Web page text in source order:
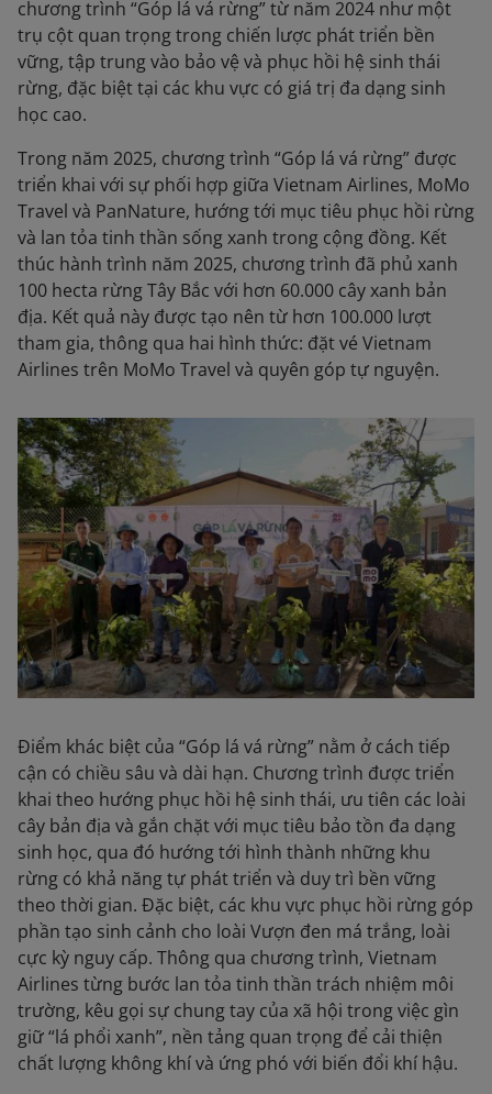
chương trình “Góp lá vá rừng” từ năm 2024 như một
trụ cột quan trọng trong chiến lược phát triển bền
vững, tập trung vào bảo vệ và phục hồi hệ sinh thái
rừng, đặc biệt tại các khu vực có giá trị đa dạng sinh
học cao.
Trong năm 2025, chương trình “Góp lá vá rừng” được
triển khai với sự phối hợp giữa Vietnam Airlines, MoMo
Travel và PanNature, hướng tới mục tiêu phục hồi rừng
và lan tỏa tinh thần sống xanh trong cộng đồng. Kết
thúc hành trình năm 2025, chương trình đã phủ xanh
100 hecta rừng Tây Bắc với hơn 60.000 cây xanh bản
địa. Kết quả này được tạo nên từ hơn 100.000 lượt
tham gia, thông qua hai hình thức: đặt vé Vietnam
Airlines trên MoMo Travel và quyên góp tự nguyện.
Điểm khác biệt của “Góp lá vá rừng” nằm ở cách tiếp
cận có chiều sâu và dài hạn. Chương trình được triển
khai theo hướng phục hồi hệ sinh thái, ưu tiên các loài
cây bản địa và gắn chặt với mục tiêu bảo tồn đa dạng
sinh học, qua đó hướng tới hình thành những khu
rừng có khả năng tự phát triển và duy trì bền vững
theo thời gian. Đặc biệt, các khu vực phục hồi rừng góp
phần tạo sinh cảnh cho loài Vượn đen má trắng, loài
cực kỳ nguy cấp. Thông qua chương trình, Vietnam
Airlines từng bước lan tỏa tinh thần trách nhiệm môi
trường, kêu gọi sự chung tay của xã hội trong việc gìn
giữ “lá phổi xanh”, nền tảng quan trọng để cải thiện
chất lượng không khí và ứng phó với biến đổi khí hậu.